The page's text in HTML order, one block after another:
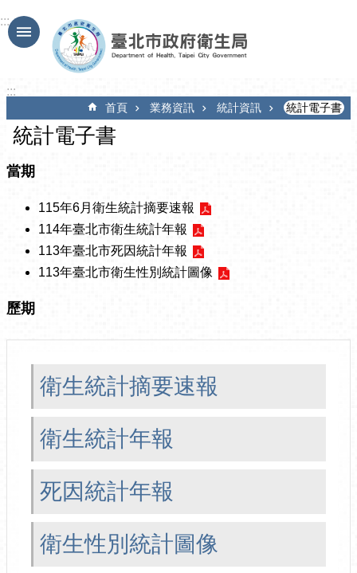
跳到主要內容區塊
:::
:::
首頁 業務資訊 統計資訊 統計電子書
統計電子書
當期
115年6月衛生統計摘要速報
114年臺北市衛生統計年報
113年臺北市死因統計年報
113年臺北市衛生性別統計圖像
歷期
衛生統計摘要速報
衛生統計年報
死因統計年報
衛生性別統計圖像